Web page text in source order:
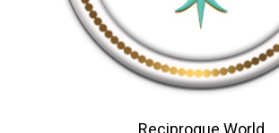
Reciproque World